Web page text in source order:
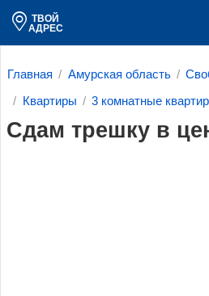
ТВОЙ
АДРЕС
Главная Амурская область
Квартиры 3 комнатные
Сдам трешку в